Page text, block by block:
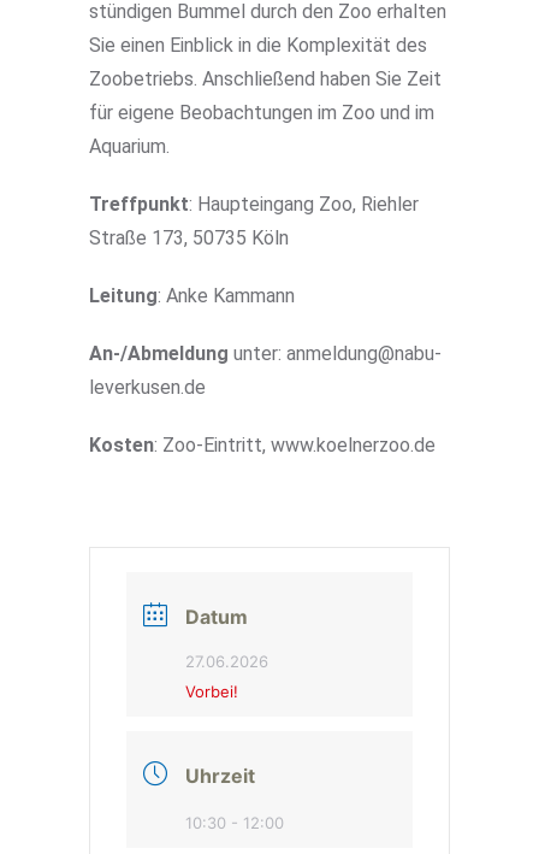
stündigen Bummel durch den Zoo erhalten
Sie einen Einblick in die Komplexität des
Zoobetriebs. Anschließend haben Sie Zeit
für eigene Beobachtungen im Zoo und im
Aquarium.
Treffpunkt: Haupteingang Zoo, Riehler
Straße 173, 50735 Köln
Leitung: Anke Kammann
An-/Abmeldung unter: anmeldung@nabu-
leverkusen.de
Kosten: Zoo-Eintritt, www.koelnerzoo.de
Datum
27.06.2026
Vorbei!
Uhrzeit
10:30 - 12:00